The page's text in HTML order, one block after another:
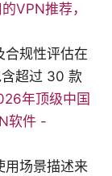
VPN推荐，
合规性评估在
超过 30 款
年顶级中国
软件 -
用场景描述来